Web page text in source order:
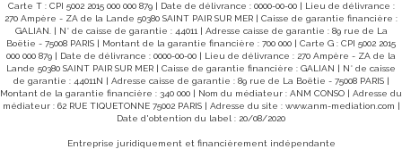
Carte T : CPI 5002 2015 000 000 879 | Date de délivrance : 0000-00-00 | Lieu de délivrance :
270 Ampère - ZA de la Lande 50380 SAINT PAIR SUR MER | Caisse de garantie financière :
GALIAN. | N° de caisse de garantie : 44011 | Adresse caisse de garantie : 89 rue de La
Boëtie - 75008 PARIS | Montant de la garantie financière : 700 000 | Carte G : CPI 5002 2015
000 000 879 | Date de délivrance : 0000-00-00 | Lieu de délivrance : 270 Ampère - ZA de la
Lande 50380 SAINT PAIR SUR MER | Caisse de garantie financière : GALIAN | N° de caisse
de garantie : 44011N | Adresse caisse de garantie : 89 rue de La Boëtie - 75008 PARIS |
Montant de la garantie financière : 340 000 | Nom du médiateur : ANM CONSO | Adresse du
médiateur : 62 RUE TIQUETONNE 75002 PARIS | Adresse du site : www.anm-mediation.com
Date d'obtention du label : 20/08/2020
Entreprise juridiquement et financièrement indépendante